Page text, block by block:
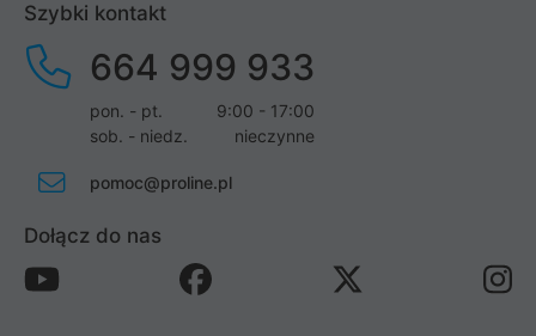
Szybki kontakt
664 999 933
pon. - pt.
9:00 - 17:00
sob. - niedz.
nieczynne
pomoc@proline.pl
Dołącz do nas